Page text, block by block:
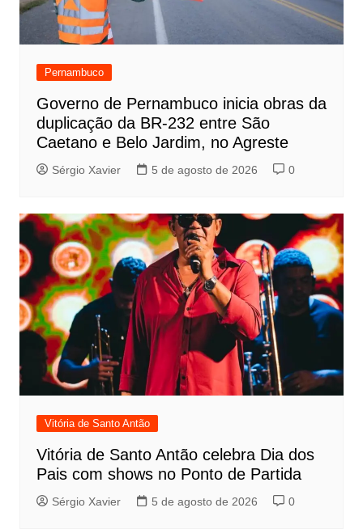
Pernambuco
Governo de Pernambuco inicia obras da
duplicação da BR-232 entre São
Caetano e Belo Jardim, no Agreste
Sérgio Xavier 5 de agosto de 2026 0
Vitória de Santo Antão
Vitória de Santo Antão celebra Dia dos
Pais com shows no Ponto de Partida
Sérgio Xavier 5 de agosto de 2026 0